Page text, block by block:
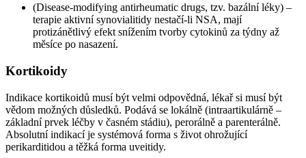
(Disease-modifying antirheumatic drugs, tzv. bazální léky) –
terapie aktivní synovialitidy nestačí-li NSA, mají
protizánětlivý efekt snížením tvorby cytokinů za týdny až
měsíce po nasazení.
Kortikoidy
Indikace kortikoidů musí být velmi odpovědná, lékař si musí být
vědom možných důsledků. Podává se lokálně (intraartikulárně –
základní prvek léčby v časném stádiu), perorálně a parenterálně.
Absolutní indikací je systémová forma s život ohrožující
perikarditidou a těžká forma uveitidy.